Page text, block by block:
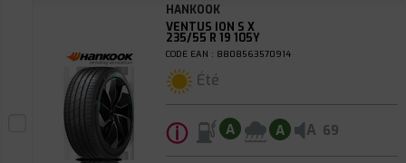
HANKOOK
VENTUS ION S X
235/55 R 19 105Y
CODE EAN : 8808563570914
Été
ⓘ A A A 69